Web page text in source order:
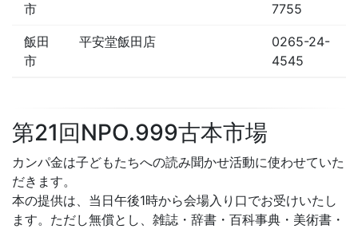
市
7755
飯田
市
平安堂飯田店
0265-24-
4545
第21回NPO.999古本市場
カンパ金は子どもたちへの読み聞かせ活動に使わせていた
だきます。
本の提供は、当日午後1時から会場入り口でお受けいたし
ます。ただし無償とし、雑誌・辞書・百科事典・美術書・